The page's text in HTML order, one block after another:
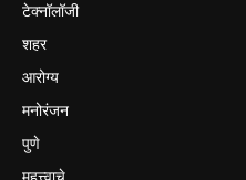
टेक्नॉलॉजी
शहर
आरोग्य
मनोरंजन
पुणे